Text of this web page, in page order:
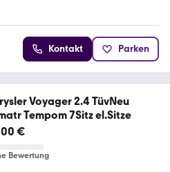
Kontakt Parken
Voyager 2.4 TüvNeu
Tempom 7Sitz el.Sitze
€
Bewertung